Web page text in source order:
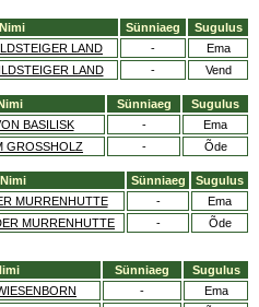
Nimi Sünniaeg
Sugulus
LAND -
Ema
LAND - Vend
Sünniaeg
Sugulus
BASILISK -
Ema
GROSSHOLZ - Õde
Nimi Sünniaeg
Sugulus
MURRENHUTTE -
Ema
MURRENHUTTE -
Õde
Sünniaeg
Sugulus
-
Ema